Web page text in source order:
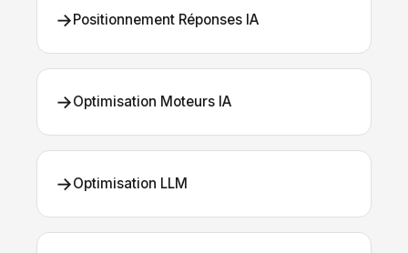
→Positionnement Réponses IA
→Optimisation Moteurs IA
→Optimisation LLM